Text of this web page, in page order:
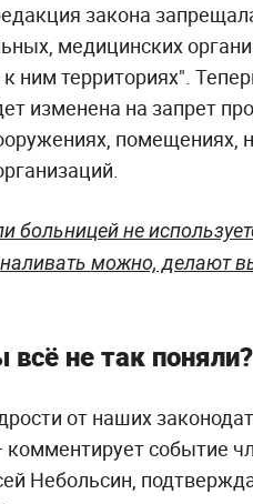
закона
медицинских
ним территориях".
изменена на запрет
помещениях,
больницей не
можно, делают
не так поняли?
от наших
комментирует событие
Небольсин,